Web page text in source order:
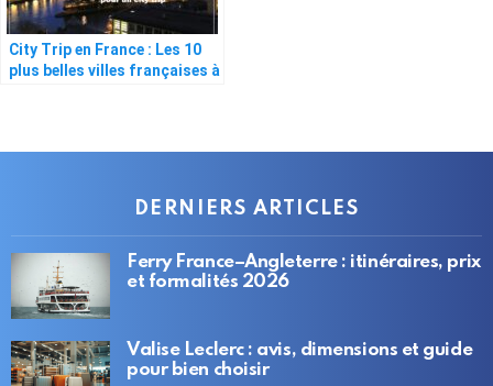
City Trip en France : Les 10
plus belles villes françaises à
DERNIERS ARTICLES
Ferry France–Angleterre : itinéraires, prix
et formalités 2026
Valise Leclerc : avis, dimensions et guide
pour bien choisir